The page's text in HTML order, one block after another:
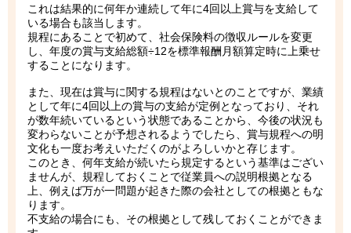
これは結果的に何年か連続して年に4回以上賞与を支給して
いる場合も該当します。
規程にあることで初めて、社会保険料の徴収ルールを変更
し、年度の賞与支給総額÷12を標準報酬月額算定時に上乗せ
することになります。
また、現在は賞与に関する規程はないとのことですが、業績
として年に4回以上の賞与の支給が定例となっており、それ
が数年続いているという状態であることから、今後の状況も
変わらないことが予想されるようでしたら、賞与規程への明
文化も一度お考えいただくのがよろしいかと存じます。
このとき、何年支給が続いたら規定するという基準はござい
ませんが、規程しておくことで従業員への説明根拠となる
上、例えば万が一問題が起きた際の会社としての根拠ともな
ります。
不支給の場合にも、その根拠として残しておくことができま